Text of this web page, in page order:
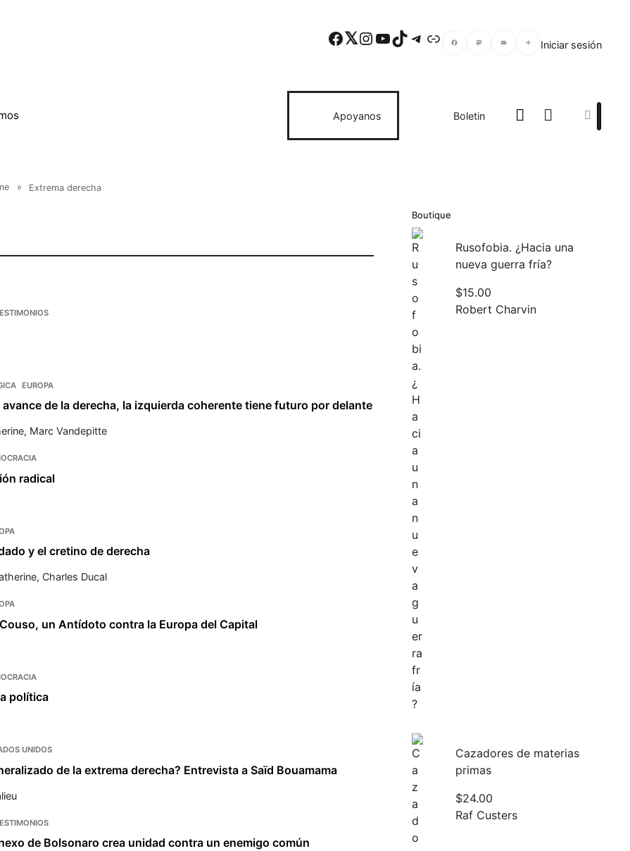
Facebook Twitter Instagram YouTube TikTok Telegram Enlace Iniciar sesión
Apoyanos Boletin
» Extrema derecha
EUROPA
de la derecha, la izquierda coherente tiene futuro por delante
, Marc Vandepitte
radical
y el cretino de derecha
,Charles Ducal
un Antídoto contra la Europa del Capital
política
UNIDOS
de la extrema derecha? Entrevista a Saïd Bouamama
de Bolsonaro crea unidad contra un enemigo común
Boutique
Rusofobia. ¿Hacia una
nueva guerra fría?
$15.00
Robert Charvin
Cazadores de materias
primas
$24.00
Raf Custers